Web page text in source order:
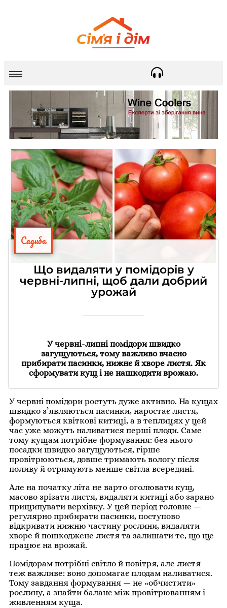
Садиба
Що видаляти у помідорів у
червні-липні, щоб дали добрий
урожай
У червні-липні помідори швидко
загущуються, тому важливо вчасно
прибирати пасинки, нижнє й хворе листя. Як
сформувати кущ і не нашкодити врожаю.
У червні помідори ростуть дуже активно. На кущах
швидко з’являються пасинки, наростає листя,
формуються квіткові китиці, а в теплицях у цей
час уже можуть наливатися перші плоди. Саме
тому кущам потрібне формування: без нього
посадки швидко загущуються, гірше
провітрюються, довше тримають вологу після
поливу й отримують менше світла всередині.
Але на початку літа не варто оголювати кущ,
масово зрізати листя, видаляти китиці або зарано
прищипувати верхівку. У цей період головне —
регулярно прибирати пасинки, поступово
відкривати нижню частину рослини, видаляти
хворе й пошкоджене листя та залишати те, що ще
працює на врожай.
Помідорам потрібні світло й повітря, але листя
теж важливе: воно допомагає плодам наливатися.
Тому завдання формування — не «обчистити»
рослину, а знайти баланс між провітрюванням і
живленням куща.